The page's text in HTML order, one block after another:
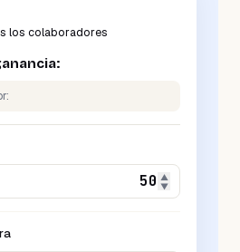
los colaboradores
▲
▼